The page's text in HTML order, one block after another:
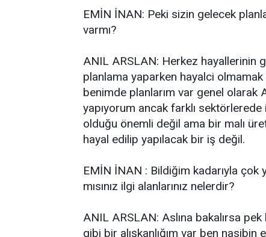
EMİN İNAN: Peki sizin gelecek
varmı?
ANIL ARSLAN: Herkez hayallerinin
planlama yaparken hayalci
benimde planlarım var genel olarak
yapıyorum ancak farklı
olduğu önemli değil ama bir malı
hayal edilip yapılacak bir iş değil.
EMİN İNAN : Bildiğim kadarıyla çok
mısınız ilgi alanlarınız nelerdir?
ANIL ARSLAN: Aslına bakalırsa
gibi bir alışkanlığım var ben nasibin